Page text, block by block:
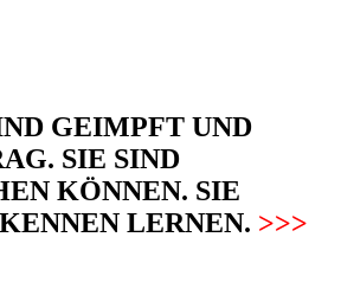
GEIMPFT UND
SIE SIND
KÖNNEN. SIE
LERNEN. >>>